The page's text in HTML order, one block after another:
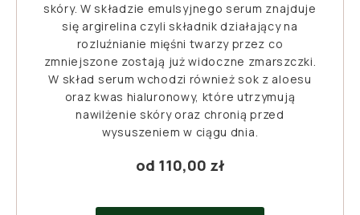
skóry. W składzie emulsyjnego serum znajduje
się argirelina czyli składnik działający na
rozluźnianie mięśni twarzy przez co
zmniejszone zostają już widoczne zmarszczki.
W skład serum wchodzi również sok z aloesu
oraz kwas hialuronowy, które utrzymują
nawilżenie skóry oraz chronią przed
wysuszeniem w ciągu dnia.
od 110,00 zł